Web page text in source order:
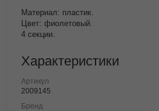
Материал: пластик.
Цвет: фиолетовый.
4 секции.
Характеристики
Артикул
2009145
Бренд